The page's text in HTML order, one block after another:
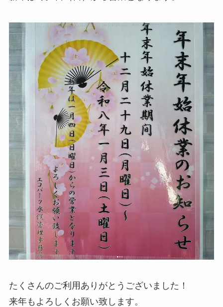
たくさんのご利用ありがとうございました！
来年もよろしくお願い致します。